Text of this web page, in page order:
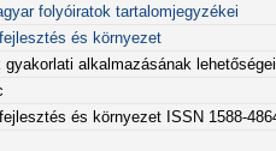
folyóiratok tartalomjegyzékei
és környezet
alkalmazásának
és környezet ISSN 1588-